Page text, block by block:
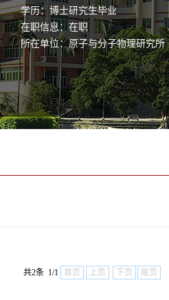
学历：博士研究生毕业
在职信息：在职
所在单位：原子与分子物理研究所
共2条 1/1 首页 上页 下页 尾页